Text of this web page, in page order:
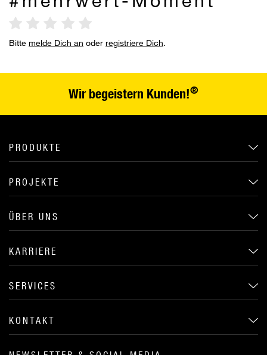
Bitte melde Dich an oder registriere Dich.
Wir begeistern Kunden!®
PRODUKTE
PROJEKTE
ÜBER UNS
KARRIERE
SERVICES
KONTAKT